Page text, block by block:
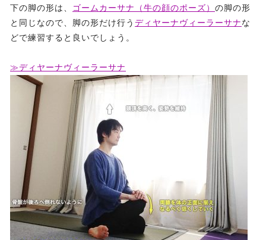
下の脚の形は、 ゴームカーサナ（牛の顔のポーズ） の脚の形
と同じなので、脚の形だけ行う ディヤーナヴィーラーサナな
どで練習すると良いでしょう。
≫ディヤーナヴィーラーサナ